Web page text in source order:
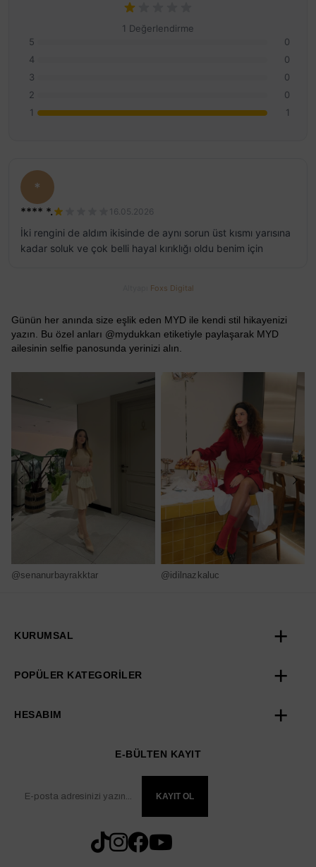
1 Değerlendirme
5
0
4
0
3
0
2
0
1
1
*
**** *. 16.05.2026
İki rengini de aldım ikisinde de aynı sorun üst kısmı yarısına
kadar soluk ve çok belli hayal kırıklığı oldu benim için
Foxs Digital
Günün her anında size eşlik eden MYD ile kendi stil hikayenizi
yazın. Bu özel anları @mydukkan etiketiyle paylaşarak MYD
ailesinin selfie panosunda yerinizi alın.
@senanurbayrakktar @idilnazkaluc
KURUMSAL
POPÜLER KATEGORİLER
HESABIM
E-BÜLTEN KAYIT
KAYIT OL